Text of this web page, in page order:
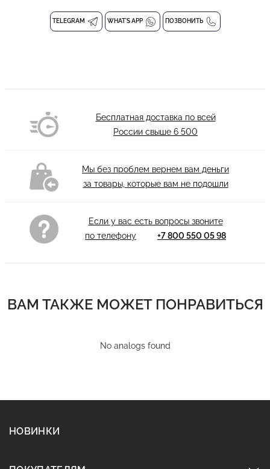
TELEGRAM WHAT'S APP ПОЗВОНИТЬ
Бесплатная доставка по всей
России свыше 6 500
Мы без проблем вернем вам деньги
за товары, которые вам не подошли
Если у вас есть вопросы звоните
по телефону
+7 800 550 05 98
ВАМ ТАКЖЕ МОЖЕТ ПОНРАВИТЬСЯ
No analogs found
НОВИНКИ